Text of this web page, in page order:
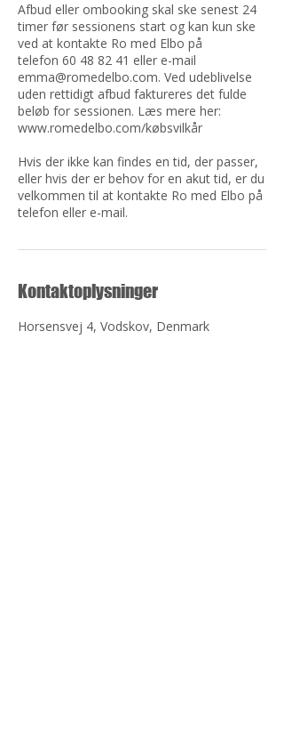
Afbud eller ombooking skal ske senest 24
timer før sessionens start og kan kun ske
ved at kontakte Ro med Elbo på
telefon 60 48 82 41 eller e-mail
emma@romedelbo.com. Ved udeblivelse
uden rettidigt afbud faktureres det fulde
beløb for sessionen. Læs mere her:
www.romedelbo.com/købsvilkår
Hvis der ikke kan findes en tid, der passer,
eller hvis der er behov for en akut tid, er du
velkommen til at kontakte Ro med Elbo på
telefon eller e-mail.
Kontaktoplysninger
Horsensvej 4, Vodskov, Denmark